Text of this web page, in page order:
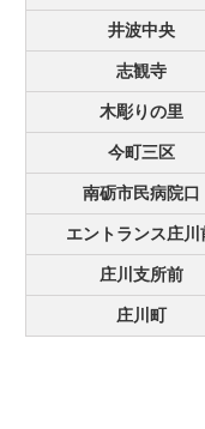
井波中央
志観寺
木彫りの里
今町三区
南砺市民病院口
エントランス庄川
庄川支所前
庄川町